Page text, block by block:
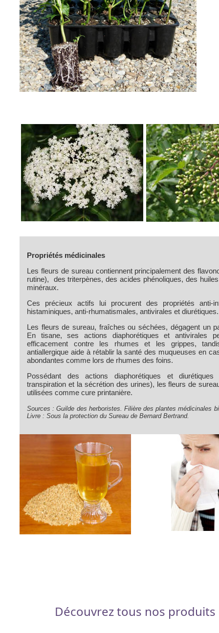
Propriétés médicinales
Les fleurs de sureau contiennent principalement des
rutine), des triterpènes, des acides phénoliques, des
minéraux.
Ces précieux actifs lui procurent des propriétés anti-
histaminiques, anti-rhumatismales, antivirales et diurétiques.
Les fleurs de sureau, fraîches ou séchées, dégagent un
En tisane, ses actions diaphorétiques et antivirales
efficacement contre les rhumes et les grippes,
antiallergique aide à rétablir la santé des muqueuses en
abondantes comme lors de rhumes des foins.
Possédant des actions diaphorétiques et
transpiration et la sécrétion des urines), les fleurs de
utilisées comme cure printanière.
Sources : Guilde des herboristes. Filière des plantes médicinales
Livre : Sous la protection du Sureau de Bernard Bertrand.
Découvrez tous nos